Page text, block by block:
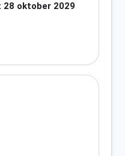
oktober 2029